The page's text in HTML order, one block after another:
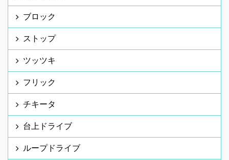
ブロック
ストップ
ツッツキ
フリック
チキータ
台上ドライブ
ループドライブ